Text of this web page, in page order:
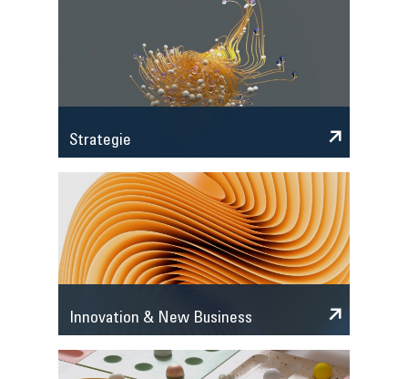
Strategie
Innovation & New Business